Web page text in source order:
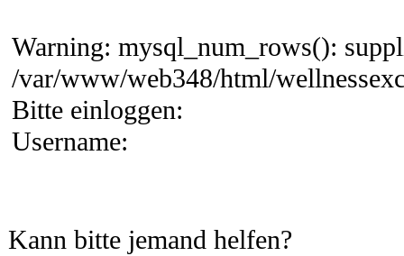
Warning: mysql_num_rows():
/var/www/web348/html/
Bitte einloggen:
Username:
Kann bitte jemand helfen?